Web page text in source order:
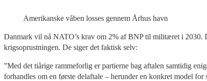
Amerikanske våben losses gennem Århus havn
Danmark vil nå NATO’s krav om 2% af BNP til militæret i 2030.
krigsoprustningen. De siger det faktisk selv:
”Med det tiårige rammeforlig er partierne bag aftalen samtidig
forhandles om en første delaftale – herunder en konkret model